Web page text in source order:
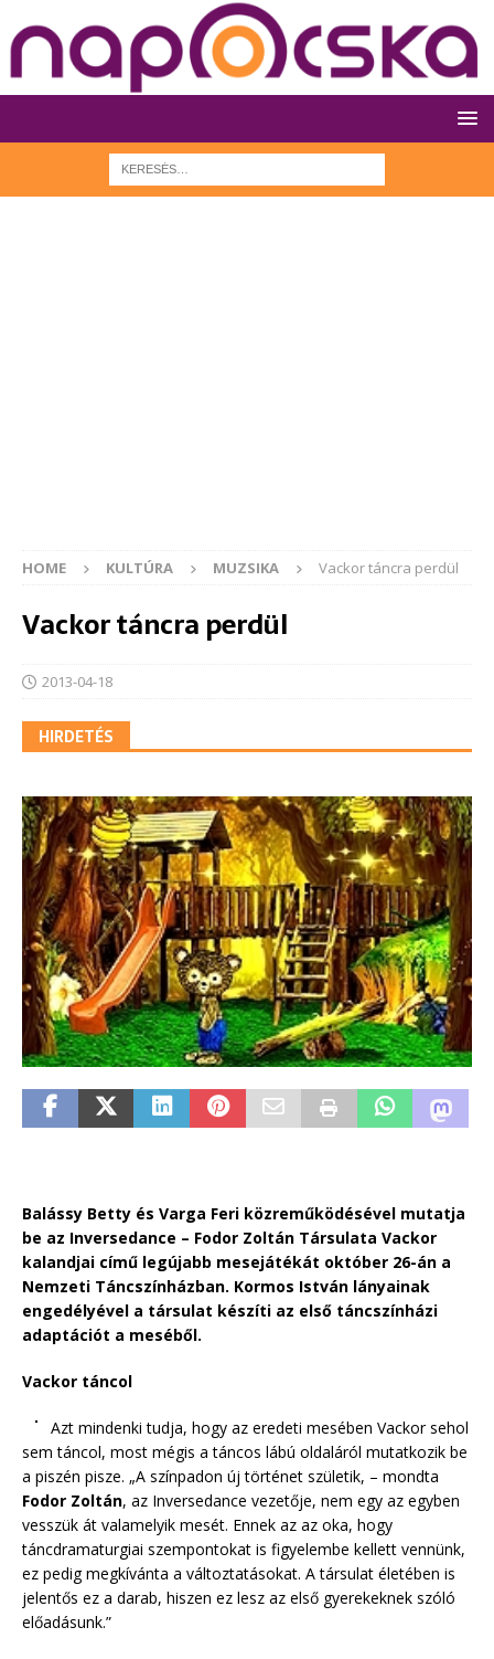
HOME KULTÚRA MUZSIKA Vackor táncra perdül
Vackor táncra perdül
2013-04-18
HIRDETÉS
Balássy Betty és Varga Feri közreműködésével mutatja
be az Inversedance – Fodor Zoltán Társulata Vackor
kalandjai című legújabb mesejátékát október 26-án a
Nemzeti Táncszínházban. Kormos István lányainak
engedélyével a társulat készíti az első táncszínházi
adaptációt a meséből.
Vackor táncol
Azt mindenki tudja, hogy az eredeti mesében Vackor sehol
sem táncol, most mégis a táncos lábú oldaláról mutatkozik be
a piszén pisze. „A színpadon új történet születik, – mondta
Fodor Zoltán, az Inversedance vezetője, nem egy az egyben
vesszük át valamelyik mesét. Ennek az az oka, hogy
táncdramaturgiai szempontokat is figyelembe kellett vennünk,
ez pedig megkívánta a változtatásokat. A társulat életében is
jelentős ez a darab, hiszen ez lesz az első gyerekeknek szóló
előadásunk.”